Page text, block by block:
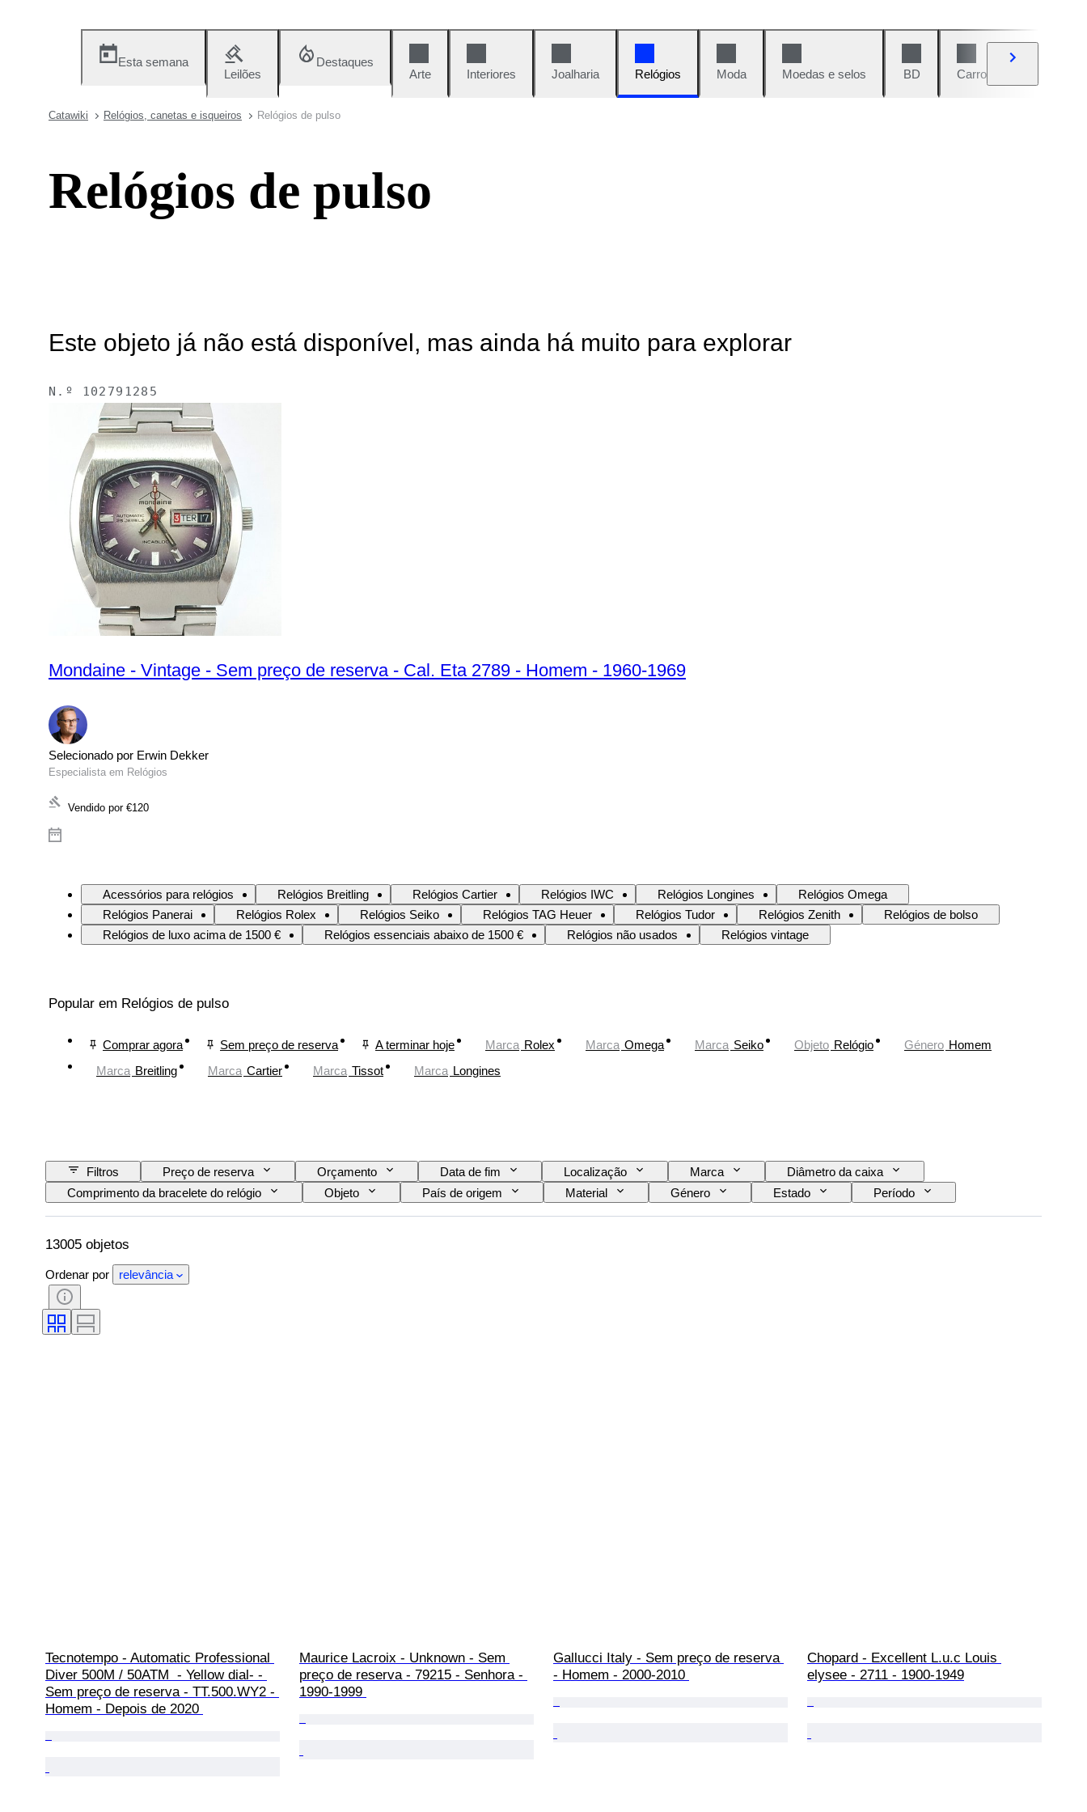
Esta semana
Leilões
Destaques
Arte
Interiores Joalharia Relógios Moda Moedas e selos BD Carros e motos
Catawiki Relógios, canetas e isqueiros Relógios de pulso
Relógios de pulso
Este objeto já não está disponível, mas ainda há muito para explorar
N.º 102791285
Mondaine - Vintage - Sem preço de reserva - Cal. Eta 2789 - Homem - 1960-1969
Selecionado por Erwin Dekker
Especialista em Relógios
Vendido por €120
Acessórios para relógios Relógios Breitling Relógios Cartier Relógios IWC Relógios Longines
Relógios Omega
Relógios Panerai
Relógios Rolex Relógios Seiko Relógios TAG Heuer Relógios Tudor Relógios Zenith
Relógios de bolso
Relógios de luxo acima de 1500 €
Relógios essenciais abaixo de 1500 € Relógios não usados Relógios vintage
Popular em Relógios de pulso
Comprar agora Sem preço de reserva A terminar hoje Marca Rolex Marca Omega Marca Seiko Objeto Relógio Género Homem
Marca Breitling Marca Cartier Marca Tissot Marca Longines
Filtros Preço de reserva Orçamento Data de fim Localização Marca
Diâmetro da caixa
Comprimento da bracelete do relógio
Objeto País de origem Material Género Estado
Período
Certificação
Tema Edição Idioma Cor Movimento do relógio Material da bracelete do relógio
Era
13005 objetos
Ordenar por relevância
Tecnotempo - Automatic Professional
Diver 500M / 50ATM  - Yellow dial- -
Sem preço de reserva - TT.500.WY2 -
Homem - Depois de 2020
Maurice Lacroix - Unknown - Sem
preço de reserva - 79215 - Senhora -
1990-1999
Gallucci Italy - Sem preço de reserva
- Homem - 2000-2010
Chopard - Excellent L.u.c Louis
elysee - 2711 - 1900-1949